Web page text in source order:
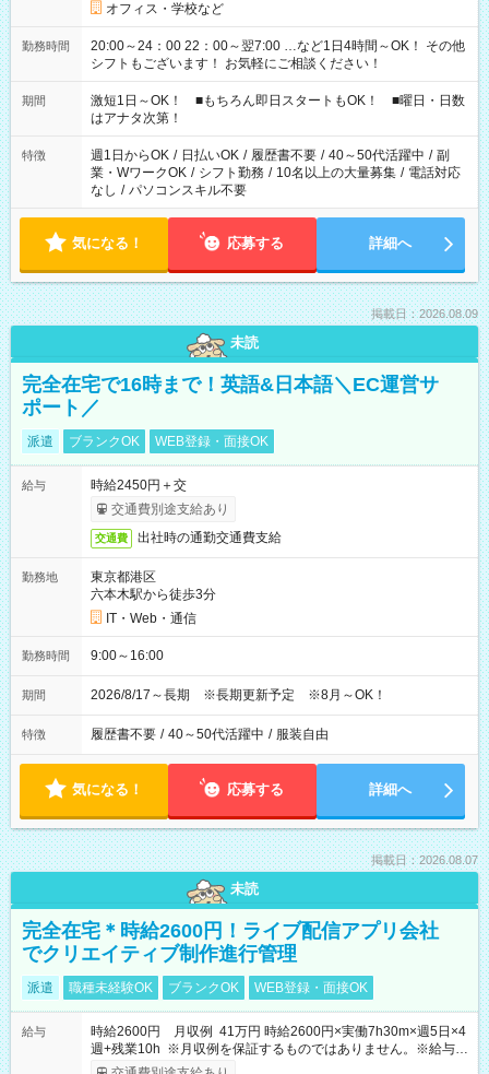
オフィス・学校など
勤務時間
20:00～24：00 22：00～翌7:00 …など1日4時間～OK！ その他
シフトもございます！ お気軽にご相談ください！
期間
激短1日～OK！ ■もちろん即日スタートもOK！ ■曜日・日数
はアナタ次第！
特徴 週1日からOK / 日払いOK / 履歴書不要 / 40～50代活躍中 / 副
業・WワークOK / シフト勤務 / 10名以上の大量募集 / 電話対応
なし / パソコンスキル不要
気になる！ 応募する 詳細へ
掲載日：2026.08.09
未読
完全在宅で16時まで！英語&日本語＼EC運営サ
ポート／
派遣 ブランクOK WEB登録・面接OK
給与
時給2450円＋交
交通費別途支給あり
交通費 出社時の通勤交通費支給
勤務地
東京都港区
六本木駅から徒歩3分
IT・Web・通信
勤務時間 9:00～16:00
期間 2026/8/17～長期 ※長期更新予定 ※8月～OK！
特徴 履歴書不要 / 40～50代活躍中 / 服装自由
気になる！ 応募する 詳細へ
掲載日：2026.08.07
未読
完全在宅＊時給2600円！ライブ配信アプリ会社
でクリエイティブ制作進行管理
派遣 職種未経験OK ブランクOK WEB登録・面接OK
給与
時給2600円 月収例 41万円 時給2600円×実働7h30m×週5日×4
週+残業10h ※月収例を保証するものではありません。※給与即
受取りサービス利用可（利用条件有）